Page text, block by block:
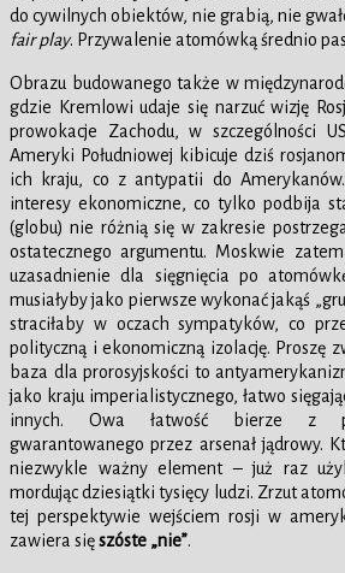
do cywilnych obiektów, nie grabią, nie
fair play. Przywalenie atomówką średnio
Obrazu budowanego także w
gdzie Kremlowi udaje się narzuć wizję
prowokacje Zachodu, w szczególności
Ameryki Południowej kibicuje dziś
ich kraju, co z antypatii do
interesy ekonomiczne, co tylko podbija
(globu) nie różnią się w zakresie
ostatecznego argumentu. Moskwie
uzasadnienie dla sięgnięcia po
musiałyby jako pierwsze wykonać jakąś
straciłaby w oczach sympatyków, co
polityczną i ekonomiczną izolację. Proszę
baza dla prorosyjskości to
jako kraju imperialistycznego, łatwo
innych. Owa łatwość bierze z
gwarantowanego przez arsenał jądrowy.
niezwykle ważny element – już raz
mordując dziesiątki tysięcy ludzi. Zrzut
tej perspektywie wejściem rosji w
zawiera sięszóste „nie”.